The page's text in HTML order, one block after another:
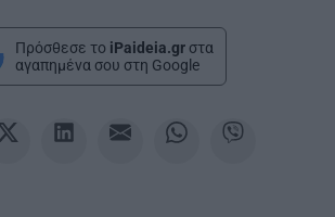
Πρόσθεσε το iPaideia.gr στα
αγαπημένα σου στη Google